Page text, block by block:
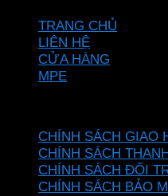
TRANG CHỦ
LIÊN HỆ
CỬA HÀNG
MPE
CHÍNH SÁCH GIAO
CHÍNH SÁCH
CHÍNH SÁCH ĐỔI
CHÍNH SÁCH BẢO